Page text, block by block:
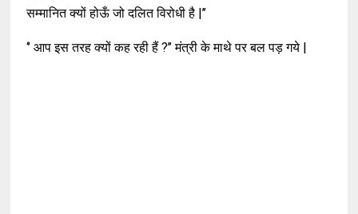
सम्मानित क्यों होऊँ जो दलित विरोधी है |’’
‘’ आप इस तरह क्यों कह रही हैं ?’’ मंत्री के माथे पर बल पड़ गये |